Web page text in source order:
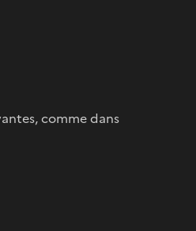
comme dans